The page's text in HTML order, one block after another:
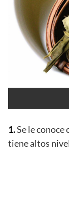
1.Se le
tiene altos